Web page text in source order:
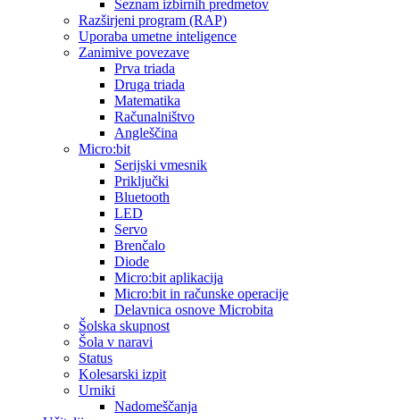
Seznam izbirnih predmetov
Razširjeni program (RAP)
Uporaba umetne inteligence
Zanimive povezave
Prva triada
Druga triada
Matematika
Računalništvo
Angleščina
Micro:bit
Serijski vmesnik
Priključki
Bluetooth
LED
Servo
Brenčalo
Diode
Micro:bit aplikacija
Micro:bit in računske operacije
Delavnica osnove Microbita
Šolska skupnost
Šola v naravi
Status
Kolesarski izpit
Urniki
Nadomeščanja